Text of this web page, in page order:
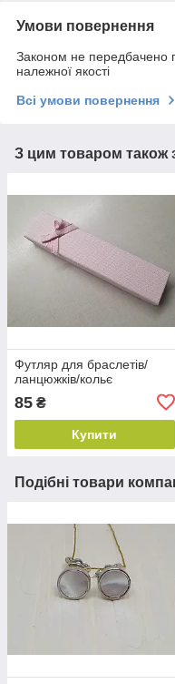
Умови повернення
Законом не передбачено
належної якості
Всі умови повернення
З цим товаром також
Футляр для браслетів/
ланцюжків/кольє
85 ₴
Купити
Подібні товари